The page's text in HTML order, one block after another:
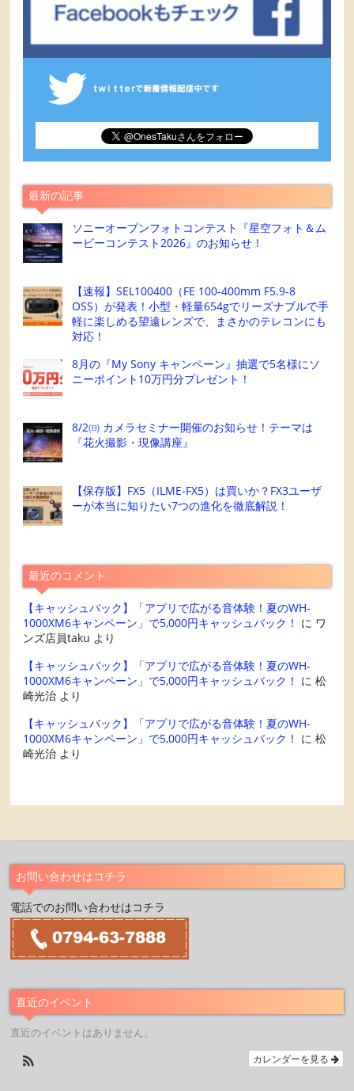
最新の記事
ソニーオープンフォトコンテスト『星空フォト＆ム
ービーコンテスト2026』のお知らせ！
【速報】SEL100400（FE 100-400mm F5.9-8
OSS）が発表！小型・軽量654gでリーズナブルで手
軽に楽しめる望遠レンズで、まさかのテレコンにも
対応！
8月の『My Sony キャンペーン』抽選で5名様にソ
ニーポイント10万円分プレゼント！
8/2㈰ カメラセミナー開催のお知らせ！テーマは
『花火撮影・現像講座』
【保存版】FX5（ILME-FX5）は買いか？FX3ユーザ
ーが本当に知りたい7つの進化を徹底解説！
最近のコメント
【キャッシュバック】「アプリで広がる音体験！夏のWH-
1000XM6キャンペーン」で5,000円キャッシュバック！ に ワ
ンズ店員taku より
【キャッシュバック】「アプリで広がる音体験！夏のWH-
1000XM6キャンペーン」で5,000円キャッシュバック！ に松
崎光治 より
【キャッシュバック】「アプリで広がる音体験！夏のWH-
1000XM6キャンペーン」で5,000円キャッシュバック！ に松
崎光治 より
お問い合わせはコチラ
電話でのお問い合わせはコチラ
直近のイベント
直近のイベントはありません。
カレンダーを見る